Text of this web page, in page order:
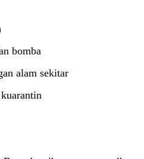
bomba
alam sekitar